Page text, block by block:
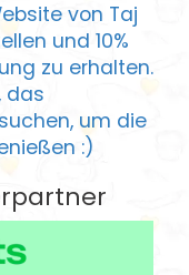
von Taj
und 10%
zu erhalten.
das
um die
:)